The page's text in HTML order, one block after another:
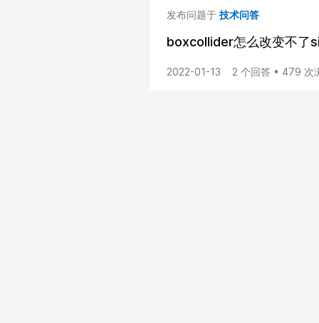
发布问题于 技术问答
boxcollider怎么改变不了
2022-01-13 2 个回答 • 479 次